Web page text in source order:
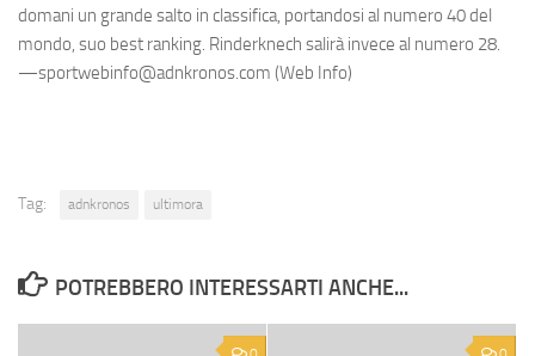
domani un grande salto in classifica, portandosi al numero 40 del
mondo, suo best ranking. Rinderknech salirà invece al numero 28.
—sportwebinfo@adnkronos.com (Web Info)
Tag: adnkronos ultimora
POTREBBERO INTERESSARTI ANCHE...